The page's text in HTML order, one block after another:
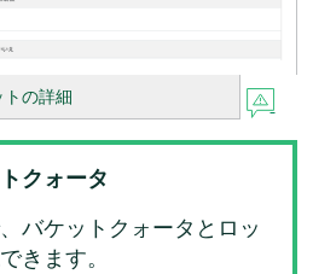
の詳細
クォータ
バケットクォータとロッ
きます。